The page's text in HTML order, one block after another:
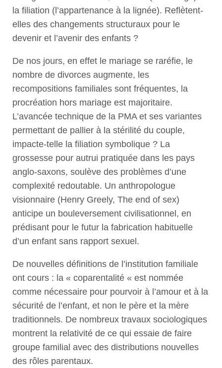
la filiation (l’appartenance à la lignée). Reflètent-
elles des changements structuraux pour le
devenir et l’avenir des enfants ?
De nos jours, en effet le mariage se raréfie, le
nombre de divorces augmente, les
recompositions familiales sont fréquentes, la
procréation hors mariage est majoritaire.
L’avancée technique de la PMA et ses variantes
permettant de pallier à la stérilité du couple,
impacte-telle la filiation symbolique ? La
grossesse pour autrui pratiquée dans les pays
anglo-saxons, soulève des problèmes d’une
complexité redoutable. Un anthropologue
visionnaire (Henry Greely, The end of sex)
anticipe un bouleversement civilisationnel, en
prédisant pour le futur la fabrication habituelle
d’un enfant sans rapport sexuel.
De nouvelles définitions de l’institution familiale
ont cours : la « coparentalité « est nommée
comme nécessaire pour pourvoir à l’amour et à la
sécurité de l’enfant, et non le père et la mère
traditionnels. De nombreux travaux sociologiques
montrent la relativité de ce qui essaie de faire
groupe familial avec des distributions nouvelles
des rôles parentaux.